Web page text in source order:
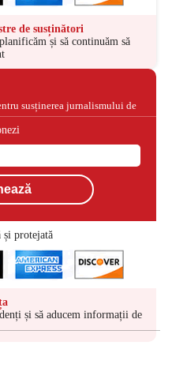
de susținători
și să continuăm să
susținerea jurnalismului de
și protejată
și să aducem informații de